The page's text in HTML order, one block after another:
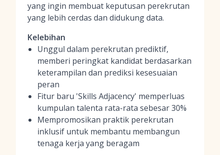
yang ingin membuat keputusan perekrutan
yang lebih cerdas dan didukung data.
Kelebihan
Unggul dalam perekrutan prediktif,
memberi peringkat kandidat berdasarkan
keterampilan dan prediksi kesesuaian
peran
Fitur baru 'Skills Adjacency' memperluas
kumpulan talenta rata-rata sebesar 30%
Mempromosikan praktik perekrutan
inklusif untuk membantu membangun
tenaga kerja yang beragam